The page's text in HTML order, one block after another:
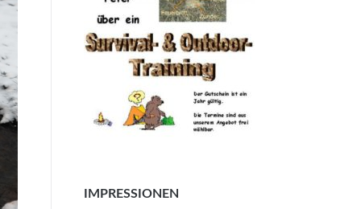
IMPRESSIONEN